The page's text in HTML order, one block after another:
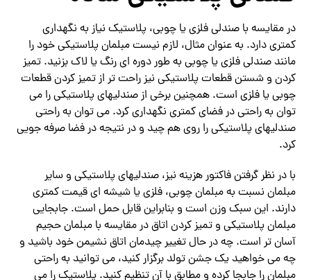
در مقایسه با صندلی فلزی یا چوبی، پلاستیک نیاز به نگهداری
کمتری دارد. به عنوان مثال، لازم نیست مبلمان پلاستیکی خود را
مانند صندلی فلزی یا چوبی به طور دوره ای رنگ یا لاک بزنید. تمیز
کردن و شستن قطعات پلاستیکی نیز راحت تر از تمیز کردن قطعات
چوبی یا فلزی است. همچنین برخی از صندلیهای پلاستیکی را می
توان به راحتی در فضای کمتری نگهداری کرد. می توان به راحتی
صندلیهای پلاستیکی را روی هم چید و در نتیجه در فضا صرفه جویی
کرد.
با در نظر گرفتن فاکتور هزینه نیز، صندلیهای پلاستیکی و سایر
مبلمان نسبت به مبلمان چوبی، فلزی یا شیشه ای قیمت کمتری
دارند. این سبک وزن است و بنابراین قابل حمل است. جابجایی
مبلمان پلاستیکی و تمیز کردن اتاق در مقایسه با مبلمان حجیم
آسان تر است. چه در حال تغییر چیدمان اتاق نشیمن خود باشید و
چه می خواهید یک جشن تولد برگزار کنید، می توانید به راحتی
مبلمان را جابجا کرده و مطابق با آن تنظیم کنید. پلاستیک را می